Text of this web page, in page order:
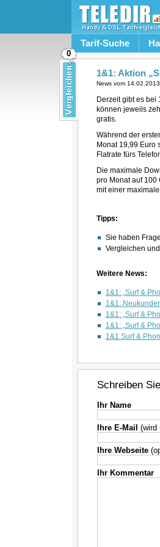
Tarif-Suche
1&1: Aktion
News vom 14.02.2013
Derzeit gibt es bei
können jeweils
gratis.
Während der
Monat 19,99 Euro
Flatrate fürs
Die maximale
pro Monat auf 100
mit einer
Tipps:
Sie haben
Vergleichen
Weitere News:
1&1: „Surf &
1&1:
1&1: „Surf &
1&1: „Surf &
1&1 Surf &
Schreiben
Ihr Name
Ihre E-Mail (wird
Ihre Webseite
Ihr Kommentar
0